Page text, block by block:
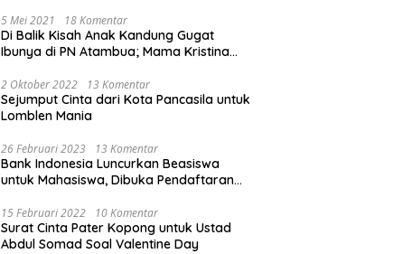
5 Mei 2021 18 Komentar
Di Balik Kisah Anak Kandung Gugat
Ibunya di PN Atambua; Mama Kristina
2 Oktober 2022 13 Komentar
Sejumput Cinta dari Kota Pancasila untuk
Lomblen Mania
26 Februari 2023 13 Komentar
Bank Indonesia Luncurkan Beasiswa
untuk Mahasiswa, Dibuka Pendaftaran
15 Februari 2022 10 Komentar
Surat Cinta Pater Kopong untuk Ustad
Abdul Somad Soal Valentine Day